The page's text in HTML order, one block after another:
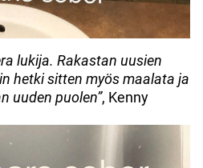
lukija. Rakastan uusien
hetki sitten myös maalata ja
uuden puolen”, Kenny